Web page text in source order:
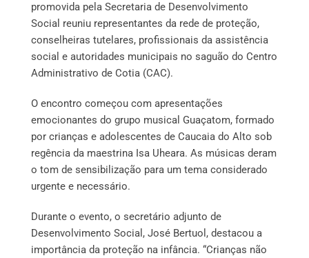
promovida pela Secretaria de Desenvolvimento
Social reuniu representantes da rede de proteção,
conselheiras tutelares, profissionais da assistência
social e autoridades municipais no saguão do Centro
Administrativo de Cotia (CAC).
O encontro começou com apresentações
emocionantes do grupo musical Guaçatom, formado
por crianças e adolescentes de Caucaia do Alto sob
regência da maestrina Isa Uheara. As músicas deram
o tom de sensibilização para um tema considerado
urgente e necessário.
Durante o evento, o secretário adjunto de
Desenvolvimento Social, José Bertuol, destacou a
importância da proteção na infância. “Crianças não